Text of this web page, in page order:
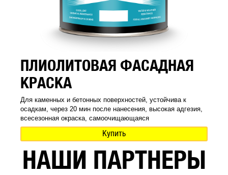
ПЛИОЛИТОВАЯ ФАСАДНАЯ
КРАСКА
Для каменных и бетонных поверхностей, устойчива к
осадкам, через 20 мин после нанесения, высокая адгезия,
всесезонная окраска, самоочищающаяся
Купить
НАШИ ПАРТНЕРЫ